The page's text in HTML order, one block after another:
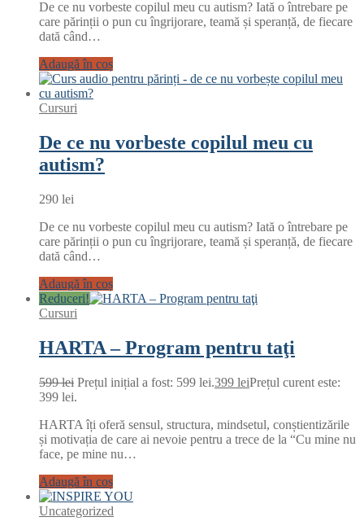
De ce nu vorbeste copilul meu cu autism? Iată o întrebare pe
care părinții o pun cu îngrijorare, teamă și speranță, de fiecare
dată când…
Adaugă în coș
Cursuri
De ce nu vorbeste copilul meu cu
autism?
290 lei
De ce nu vorbeste copilul meu cu autism? Iată o întrebare pe
care părinții o pun cu îngrijorare, teamă și speranță, de fiecare
dată când…
Adaugă în coș
Reduceri!
Cursuri
HARTA – Program pentru taţi
599lei Prețul inițial a fost: 599 lei.399 leiPrețul curent este:
399 lei.
HARTA îți oferă sensul, structura, mindsetul, conștientizările
și motivația de care ai nevoie pentru a trece de la “Cu mine nu
face, pe mine nu…
Adaugă în coș
Uncategorized